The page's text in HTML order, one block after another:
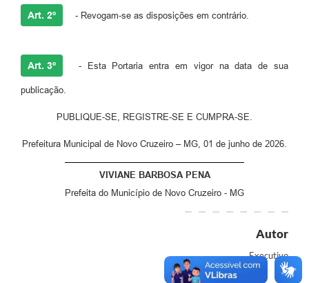
Art. 2º - Revogam-se as disposições em contrário.
Art. 3º - Esta Portaria entra em vigor na data de sua
publicação.
PUBLIQUE-SE, REGISTRE-SE E CUMPRA-SE.
Prefeitura Municipal de Novo Cruzeiro – MG, 01 de junho de 2026.
VIVIANE BARBOSA PENA
Prefeita do Município de Novo Cruzeiro - MG
Autor
Executivo